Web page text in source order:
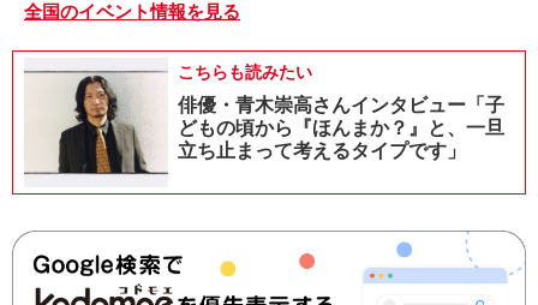
全国のイベント情報を見る
こちらも読みたい
俳優・青木崇高さんインタビュー「子
どもの頃から『ほんまか？』と、一旦
立ち止まって考えるタイプです」